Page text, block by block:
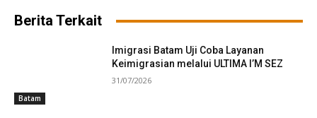
Berita Terkait
Batam
Imigrasi Batam Uji Coba Layanan
Keimigrasian melalui ULTIMA I’M SEZ
31/07/2026